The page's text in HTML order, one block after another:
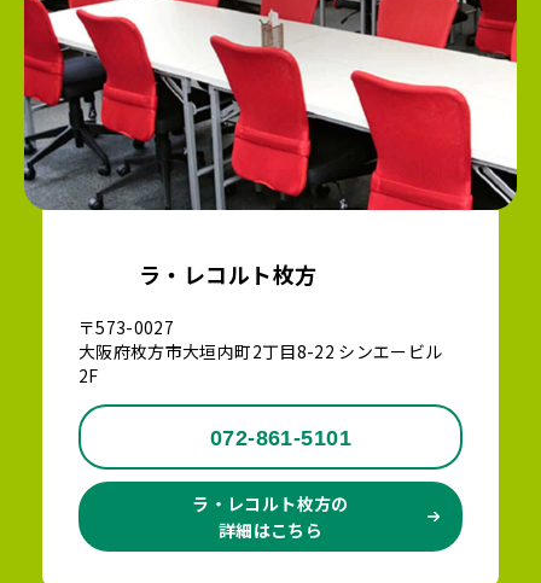
ラ・レコルト枚方
〒573-0027
大阪府枚方市大垣内町2丁目8-22 シンエービル
2F
072-861-5101
ラ・レコルト枚方の
詳細はこちら